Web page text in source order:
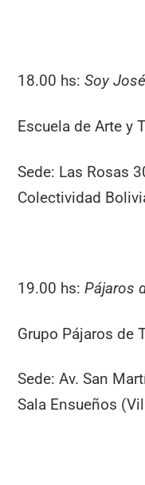
18.00 hs:Soy
Escuela de Arte y
Sede: Las Rosas
Colectividad
19.00 hs:Pájaros
Grupo Pájaros de
Sede: Av. San
Sala Ensueños